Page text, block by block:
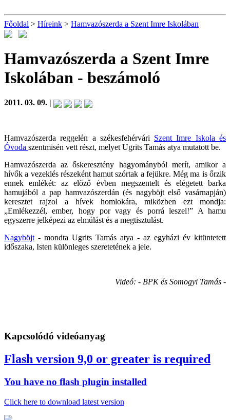
Főoldal > Híreink > Hamvazószerda a Szent Imre Iskolában
Hamvazószerda a Szent Imre
Iskolában - beszámoló
2011. 03. 09. |
Hamvazószerda reggelén a székesfehérvári Szent Imre Iskola és
Óvoda szentmisén vett részt, melyet Ugrits Tamás atya mutatott be.
Hamvazószerda az őskeresztény hagyományból merít, amikor a
hívők a vezeklés részeként hamut szórtak a fejükre. Még ma is őrzik
ennek emlékét: az előző évben megszentelt és elégetett barka
hamujából a pap hamvazószerdán (és nagyböjt első vasárnapján)
keresztet rajzol a hívek homlokára, miközben ezt mondja:
„Emlékezzél, ember, hogy por vagy és porrá leszel!” A hamu
egyszerre jelképezi az elmúlást és a megtisztulást.
Nagyböjt - mondta Ugrits Tamás atya - az egyházi év kitüntetett
időszaka, Isten különleges szeretetének a jele.
Videó: - BPK és Somogyi Tamás -
Kapcsolódó videóanyag
Flash version 9,0 or greater is required
You have no flash plugin installed
Click here to download latest version